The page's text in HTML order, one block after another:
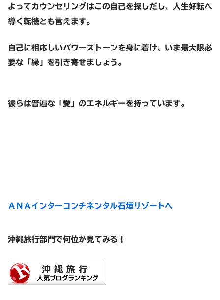
よってカウンセリングはこの自己を探しだし、人生好転へ
導く転機とも言えます。
自己に相応しいパワーストーンを身に着け、いま最大限必
要な「縁」を引き寄せましょう。
彼らは普遍な「愛」のエネルギーを持っています。
ＡＮＡインターコンチネンタル石垣リゾートへ
沖縄旅行部門で何位か見てみる！